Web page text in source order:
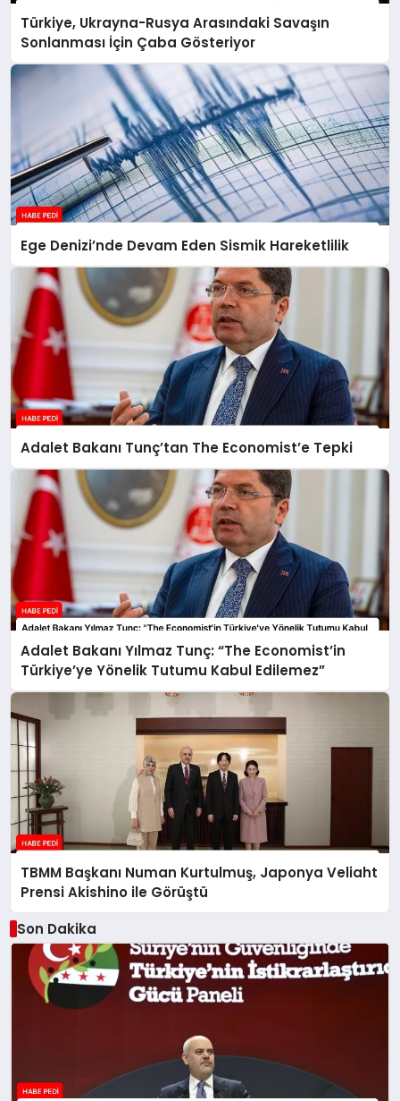
Türkiye, Ukrayna-Rusya Arasındaki Savaşın
Sonlanması İçin Çaba Gösteriyor
Ege Denizi’nde Devam Eden Sismik Hareketlilik
Adalet Bakanı Tunç’tan The Economist’e Tepki
Adalet Bakanı Yılmaz Tunç: “The Economist’in
Türkiye’ye Yönelik Tutumu Kabul Edilemez”
TBMM Başkanı Numan Kurtulmuş, Japonya Veliaht
Prensi Akishino ile Görüştü
Son Dakika